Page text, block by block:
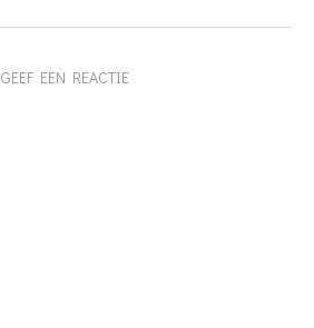
GEEF EEN REACTIE